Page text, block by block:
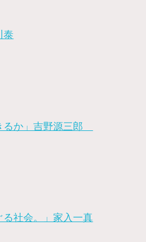
泰
るか」吉野源三郎
る社会。」家入一真